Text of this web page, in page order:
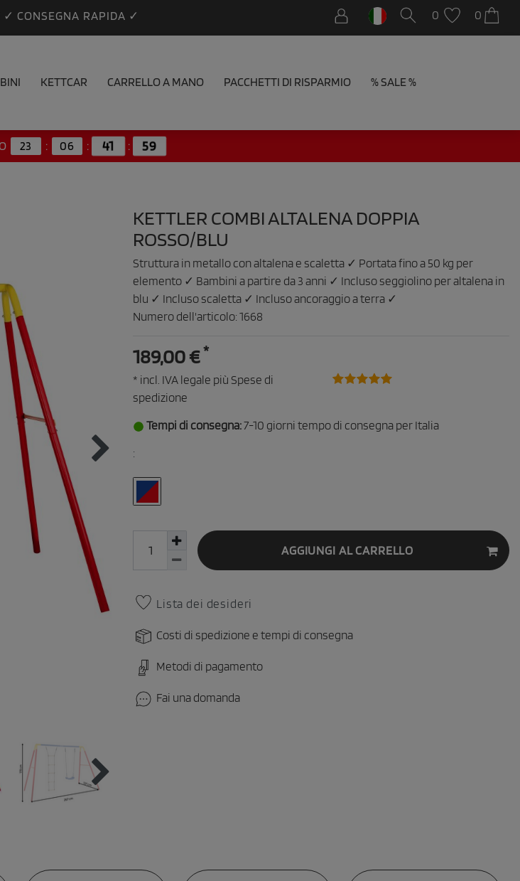
✓ CONSEGNA RAPIDA ✓ 0 0
KETTCAR CARRELLO A MANO PACCHETTI DI RISPARMIO % SALE %
KETTLER COMBI ALTALENA DOPPIA
ROSSO/BLU
Struttura in metallo con altalena e scaletta ✓ Portata fino a 50 kg per
elemento ✓ Bambini a partire da 3 anni ✓ Incluso seggiolino per altalena in
blu ✓ Incluso scaletta ✓ Incluso ancoraggio a terra ✓
Numero dell'articolo: 1668
189,00 €*
* incl. IVA legale più Spese di
spedizione
Tempi di consegna:7-10 giorni tempo di consegna per Italia
:
AGGIUNGI AL CARRELLO
Lista dei desideri
Costi di spedizione e tempi di consegna
Metodi di pagamento
Fai una domanda
23 : 06 : 41 : 58